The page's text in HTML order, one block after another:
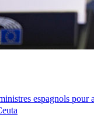
espagnols pour